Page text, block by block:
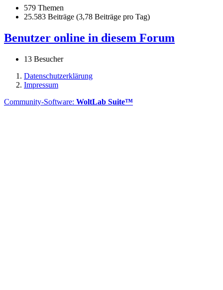
579 Themen
25.583 Beiträge (3,78 Beiträge pro Tag)
Benutzer online in diesem Forum
13 Besucher
Datenschutzerklärung
Impressum
Community-Software: WoltLab Suite™